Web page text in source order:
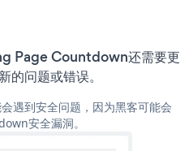
Page Countdown还需要更
的问题或错误。
遇到安全问题，因为黑客可能会
安全漏洞。